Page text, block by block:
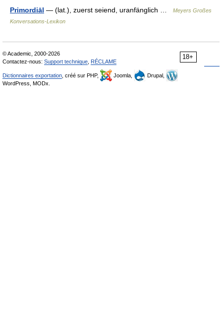
Primordiāl — (lat.), zuerst seiend, uranfänglich …
Meyers Großes
Konversations-Lexikon
18+
© Academic, 2000-2026
Contactez-nous: Support technique RÉCLAME
Dictionnaires exportation , créé sur PHP, Joomla,
Drupal,
WordPress, MODx.